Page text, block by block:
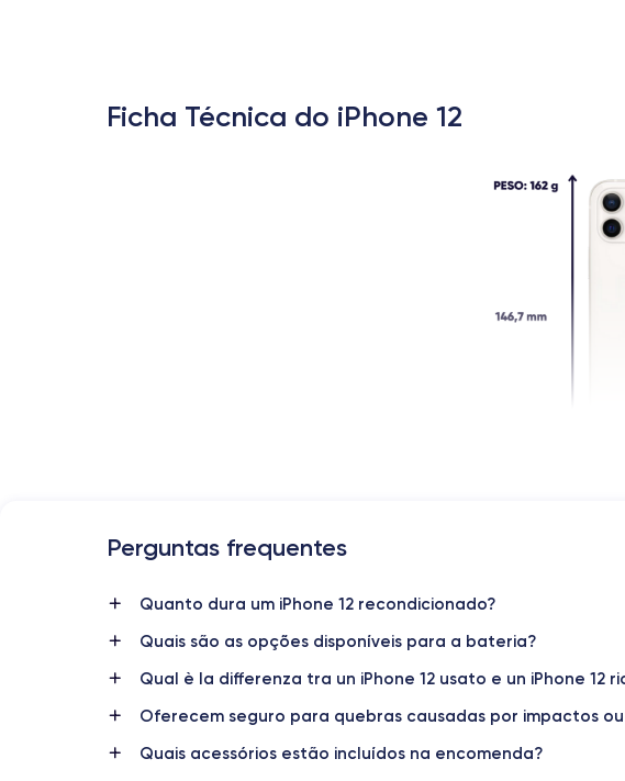
Ficha Técnica do iPhone 12
13/10/2020
146,7×71,5×7,4 mm
Display
Perguntas frequentes
Quanto dura um iPhone 12 recondicionado?
Quais são as opções disponíveis para a bateria?
Qual è la differenza tra un iPhone 12 usato e un iPhone 12
Oferecem seguro para quebras causadas por impactos
Quais acessórios estão incluídos na encomenda?